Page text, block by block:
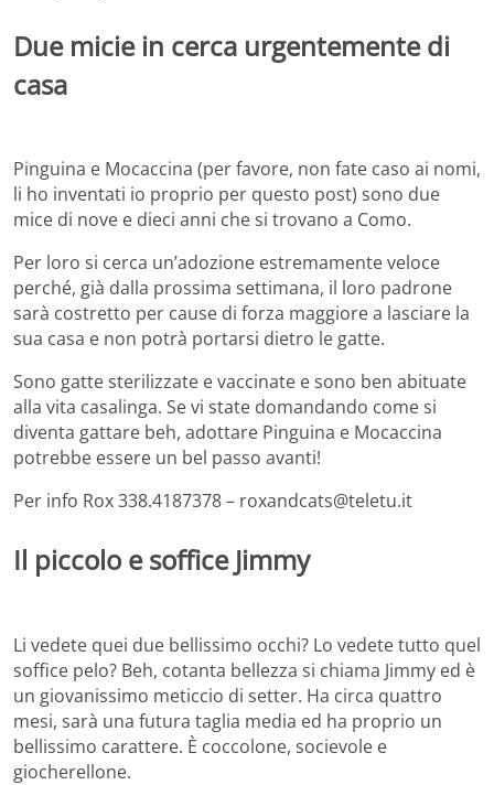
Due micie in cerca urgentemente di
casa
Pinguina e Mocaccina (per favore, non fate caso ai nomi,
li ho inventati io proprio per questo post) sono due
mice di nove e dieci anni che si trovano a Como.
Per loro si cerca un’adozione estremamente veloce
perché, già dalla prossima settimana, il loro padrone
sarà costretto per cause di forza maggiore a lasciare la
sua casa e non potrà portarsi dietro le gatte.
Sono gatte sterilizzate e vaccinate e sono ben abituate
alla vita casalinga. Se vi state domandando come si
diventa gattare beh, adottare Pinguina e Mocaccina
potrebbe essere un bel passo avanti!
Per info Rox 338.4187378 – roxandcats@teletu.it
Il piccolo e soffice Jimmy
Li vedete quei due bellissimo occhi? Lo vedete tutto quel
soffice pelo? Beh, cotanta bellezza si chiama Jimmy ed è
un giovanissimo meticcio di setter. Ha circa quattro
mesi, sarà una futura taglia media ed ha proprio un
bellissimo carattere. È coccolone, socievole e
giocherellone.